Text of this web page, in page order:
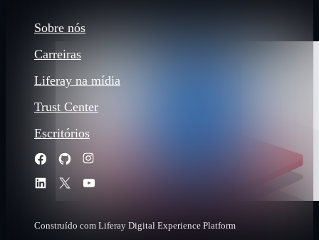
Sobre nós
Carreiras
Liferay na mídia
Trust Center
Escritórios
Construído com Liferay Digital Experience Platform